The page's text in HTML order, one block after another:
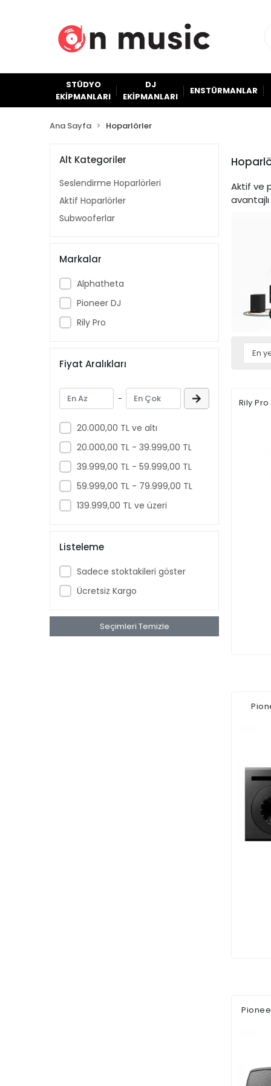
STÜDYO
EKİPMANLARI
DJ
EKİPMANLARI
ENSTÜRMANLAR
Ana Sayfa Hoparlörler
Alt Kategoriler
Seslendirme Hoparlörleri
Aktif Hoparlörler
Subwooferlar
Markalar
Alphatheta
Pioneer DJ
Rily Pro
Fiyat Aralıkları
-
20.000,00 TL ve altı
20.000,00 TL - 39.999,00 TL
39.999,00 TL - 59.999,00 TL
59.999,00 TL - 79.999,00 TL
139.999,00 TL ve üzeri
Listeleme
Sadece stoktakileri göster
Ücretsiz Kargo
Seçimleri Temizle
Aktif ve
Rily